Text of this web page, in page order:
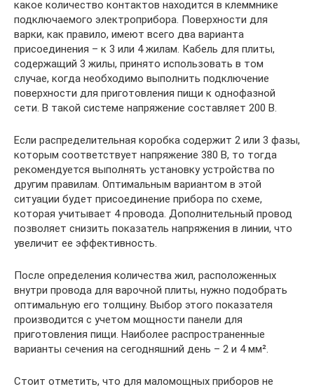
какое количество контактов находится в клеммнике
подключаемого электроприбора. Поверхности для
варки, как правило, имеют всего два варианта
присоединения – к 3 или 4 жилам. Кабель для плиты,
содержащий 3 жилы, принято использовать в том
случае, когда необходимо выполнить подключение
поверхности для приготовления пищи к однофазной
сети. В такой системе напряжение составляет 200 В.
Если распределительная коробка содержит 2 или 3 фазы,
которым соответствует напряжение 380 В, то тогда
рекомендуется выполнять установку устройства по
другим правилам. Оптимальным вариантом в этой
ситуации будет присоединение прибора по схеме,
которая учитывает 4 провода. Дополнительный провод
позволяет снизить показатель напряжения в линии, что
увеличит ее эффективность.
После определения количества жил, расположенных
внутри провода для варочной плиты, нужно подобрать
оптимальную его толщину. Выбор этого показателя
производится с учетом мощности панели для
приготовления пищи. Наиболее распространенные
варианты сечения на сегодняшний день – 2 и 4 мм².
Стоит отметить, что для маломощных приборов не